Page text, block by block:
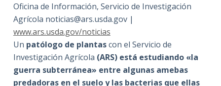
Oficina de Información, Servicio de Investigación
Agrícola noticias@ars.usda.gov |
www.ars.usda.gov/noticias
Un patólogo de plantascon el Servicio de
Investigación Agrícola (ARS) está estudiando «la
guerra subterránea» entre algunas amebas
predadoras en el suelo y las bacterias que ellas